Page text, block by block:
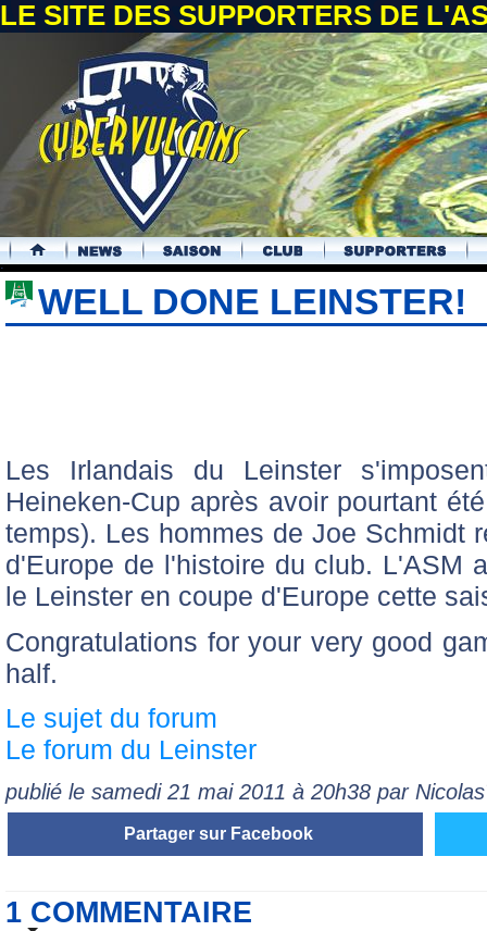
LE SITE DES SUPPORTERS DE
.
WELL DONE LEINSTER!
Les Irlandais du Leinster
Heineken-Cup après avoir pourtant
temps). Les hommes de Joe Schmidt
d'Europe de l'histoire du club. L'ASM
le Leinster en coupe d'Europe cette
Congratulations for your very good
half.
Le sujet du forum
Le forum du Leinster
publié le samedi 21 mai 2011 à 20h38 par
Partager sur Facebook
1 COMMENTAIRE